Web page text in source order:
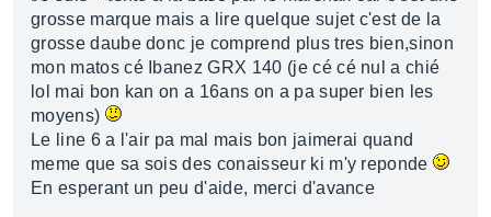
grosse marque mais a lire quelque sujet c'est de la
grosse daube donc je comprend plus tres bien,sinon
mon matos cé Ibanez GRX 140 (je cé cé nul a chié
lol mai bon kan on a 16ans on a pa super bien les
moyens)
Le line 6 a l'air pa mal mais bon jaimerai quand
meme que sa sois des conaisseur ki m'y reponde
En esperant un peu d'aide, merci d'avance